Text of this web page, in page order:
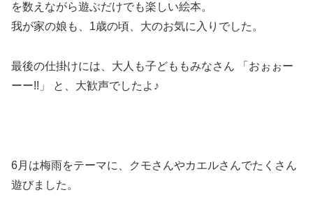
を数えながら遊ぶだけでも楽しい絵本。
我が家の娘も、1歳の頃、大のお気に入りでした。
最後の仕掛けには、大人も子どももみなさん 「おぉぉー
ーー!!」 と、大歓声でしたよ♪
6月は梅雨をテーマに、クモさんやカエルさんでたくさん
遊びました。